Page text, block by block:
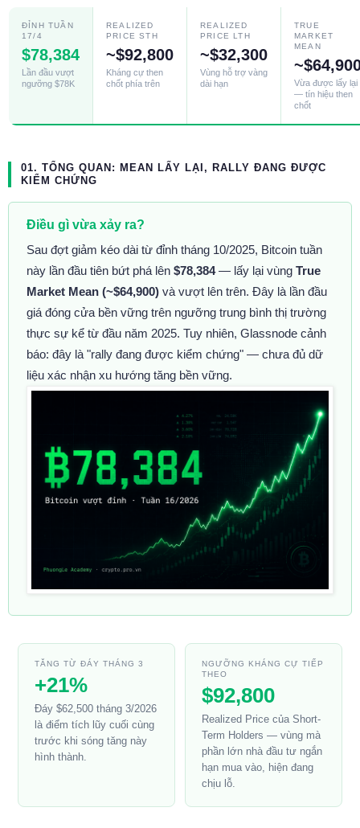
ĐỈNH TUẦN
17/4
$78,384
Lần đầu vượt
ngưỡng $78K
REALIZED
PRICE STH
~$92,800
Kháng cự then
chốt phía trên
REALIZED
PRICE LTH
~$32,300
Vùng hỗ trợ vàng
dài hạn
TRUE
MARKET
MEAN
Vừa được lấy lại
— tín hiệu then
chốt
01. TỔNG QUAN: MEAN LẤY LẠI, RALLY ĐANG ĐƯỢC
KIỂM CHỨNG
Điều gì vừa xảy ra?
Sau đợt giảm kéo dài từ đỉnh tháng 10/2025, Bitcoin tuần
này lần đầu tiên bứt phá lên $78,384— lấy lại vùng True
Market Mean (~$64,900) và vượt lên trên. Đây là lần đầu
giá đóng cửa bền vững trên ngưỡng trung bình thị trường
thực sự kể từ đầu năm 2025. Tuy nhiên, Glassnode cảnh
báo: đây là "rally đang được kiểm chứng" — chưa đủ dữ
liệu xác nhận xu hướng tăng bền vững.
TĂNG TỪ ĐÁY THÁNG 3
+21%
Đáy $62,500 tháng 3/2026
là điểm tích lũy cuối cùng
trước khi sóng tăng này
hình thành.
NGƯỠNG KHÁNG CỰ TIẾP
THEO
$92,800
Realized Price của Short-
Term Holders — vùng mà
phần lớn nhà đầu tư ngắn
hạn mua vào, hiện đang
chịu lỗ.